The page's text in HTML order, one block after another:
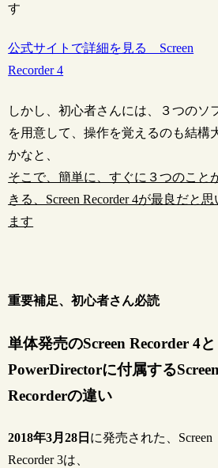
す
公式サイトで詳細を見る Screen
Recorder 4
しかし、初心者さんには、３つのソ
を用意して、操作を覚えるのも結構
かなと、
そこで、簡単に、すぐに３つのこと
きる、Screen Recorder 4が最良だと思
ます
重要補足、初心者さん必読
単体発売のScreen Recorder 4と
PowerDirectorに付属するScreen
Recorderの違い
2018年3月28日 に発売された、Screen
Recorder 3は、